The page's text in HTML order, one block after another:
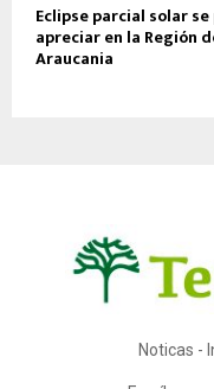
Eclipse parcial solar
apreciar en la Región
Araucania
Noticas -